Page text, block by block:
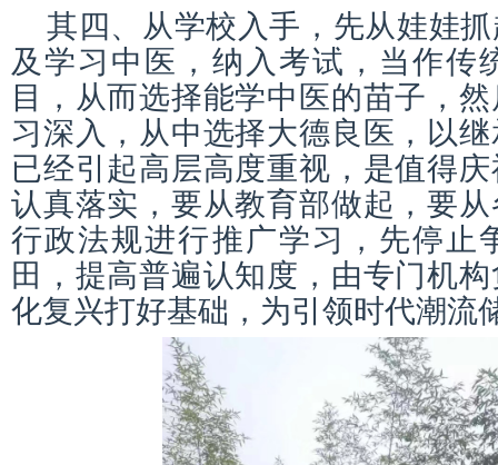
其四、从学校入手，先从娃娃
及学习中医，纳入考试，当作传
目，从而选择能学中医的苗子，
习深入，从中选择大德良医，以
已经引起高层高度重视，是值得
认真落实，要从教育部做起，要
行政法规进行推广学习，先停止
田，提高普遍认知度，由专门机
化复兴打好基础，为引领时代潮流